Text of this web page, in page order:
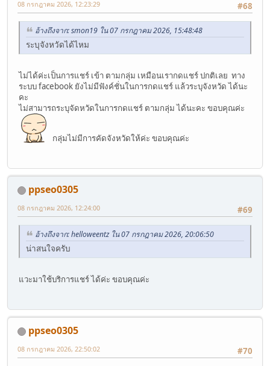
#68
08 กรกฎาคม 2026, 12:23:29
อ้างถึงจาก: smon19 ใน 07 กรกฎาคม 2026, 15:48:48
ระบุจังหวัดได้ไหม
ไม่ได้ค่ะเป็นการแชร์ เข้า ตามกลุ่ม เหมือนเรากดแชร์ ปกติเลย ทาง
ระบบ facebook ยังไม่มีฟังค์ชั่นในการกดแชร์ แล้วระบุจังหวัด ได้นะ
คะ
ไม่สามารถระบุจัดหวัดในการกดแชร์ ตามกลุ่ม ได้นะคะ ขอบคุณค่ะ
กลุ่มไม่มีการคัดจังหวัดให้ค่ะ ขอบคุณค่ะ
ppseo0305
#69
08 กรกฎาคม 2026, 12:24:00
อ้างถึงจาก: helloweentz ใน 07 กรกฎาคม 2026, 20:06:50
น่าสนใจครับ
แวะมาใช้บริการแชร์ ได้ค่ะ ขอบคุณค่ะ
ppseo0305
#70
08 กรกฎาคม 2026, 22:50:02